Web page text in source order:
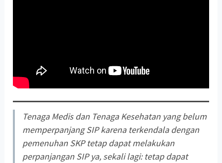
Tenaga Medis dan Tenaga Kesehatan yang belum
memperpanjang SIP karena terkendala dengan
pemenuhan SKP tetap dapat melakukan
perpanjangan SIP ya, sekali lagi: tetap dapat